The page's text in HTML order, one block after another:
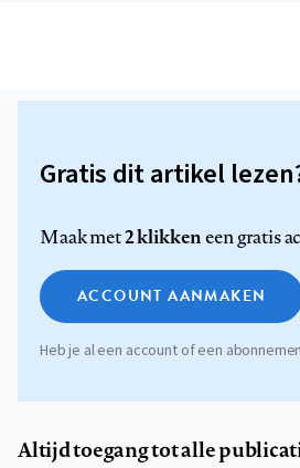
Gratis dit artikel
Maak met2 klikkeneen gratis
ACCOUNT AANMAKEN
Heb je al een account of een
Altijd toegang tot alle